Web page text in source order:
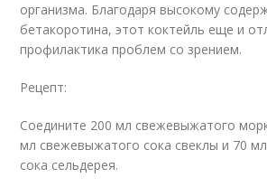
организма. Благодаря высокому
бетакоротина, этот коктейль еще и
профилактика проблем со зрением.
Рецепт:
Соедините 200 мл свежевыжатого
мл свежевыжатого сока свеклы и 70
сока сельдерея.